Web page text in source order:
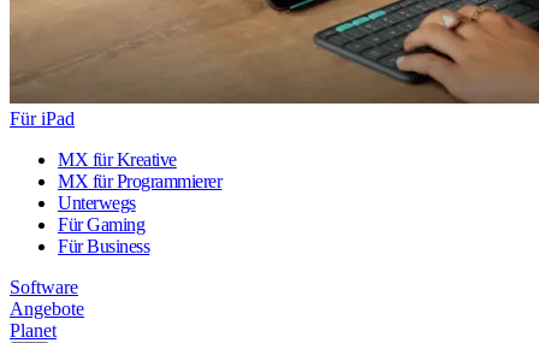
Für iPad
MX für Kreative
MX für Programmierer
Unterwegs
Für Gaming
Für Business
Software
Angebote
Planet